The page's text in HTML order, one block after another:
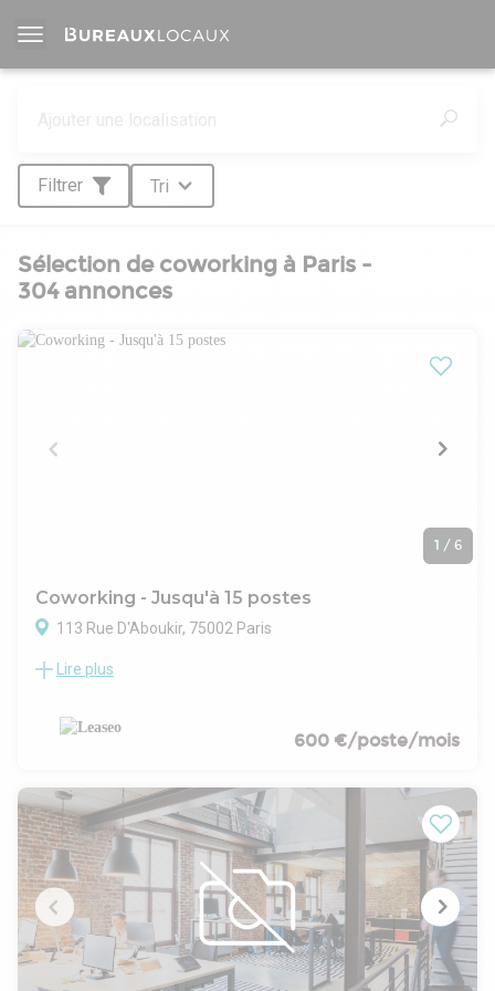
Filtrer Tri
Sélection de coworking à Paris -
304 annonces
1 / 6
Coworking - Jusqu'à 15 postes
113 Rue D'Aboukir, 75002 Paris
Au sein d'un bel immeuble rénové, LEASEO vous propose à la
/m²/an
.- Surface aménagée en une belle cuisine aménagée et
- Locaux entièrement meublés et équipés
- Climatisation
- Système son Devialet
- Les informations sur les risques auxquels ce bien est
exposé sont disponibles sur le site Géorisques :
www.georisques.gouv.fr
Conditions juridiques et financieres :
Bail : Contrat prestations de services
Régime fiscal : T.V.A.
Lire plus
600 €/poste/mois